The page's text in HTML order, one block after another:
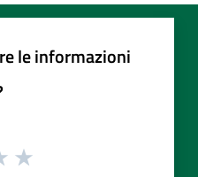
le informazioni